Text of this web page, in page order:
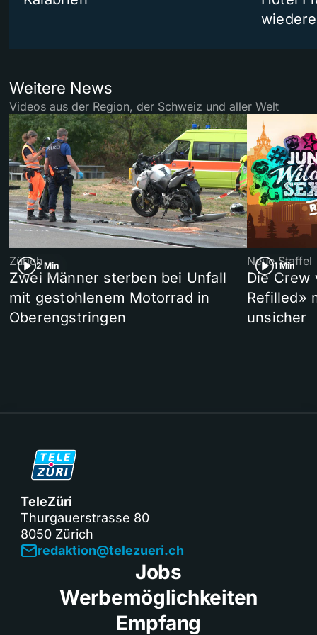
Weitere News
Videos aus der Region, der Schweiz und aller Welt
2 Min
Zürich
Zwei Männer sterben bei Unfall
mit gestohlenem Motorrad in
Oberengstringen
1 Min
Neue Staffel
Die Crew
Refilled»
unsicher
TeleZüri
Thurgauerstrasse 80
8050 Zürich
redaktion@telezueri.ch
Jobs
Werbemöglichkeiten
Empfang